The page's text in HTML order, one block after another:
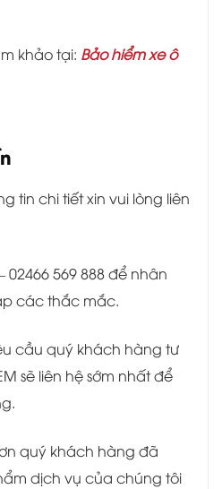
khảo tại: Bảo hiểm xe ô
tin chi tiết xin vui lòng liên
02466 569 888 để nhân
các thắc mắc.
cầu quý khách hàng tư
sẽ liên hệ sớm nhất để
quý khách hàng đã
dịch vụ của chúng tôi